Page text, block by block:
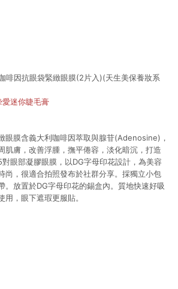
啡因抗眼袋緊緻眼膜(2片入)(天生美保養妝系
迷你睫毛膏
眼膜含義大利咖啡因萃取與腺苷(Adenosine)，
肌膚，改善浮腫，撫平倦容，淡化暗沉，打造
眼部凝膠眼膜，以DG字母印花設計，為美容
尚，很適合拍照發布於社群分享。採獨立小包
。放置於DG字母印花的錫盒內。質地快速好吸
用，眼下遮瑕更服貼。